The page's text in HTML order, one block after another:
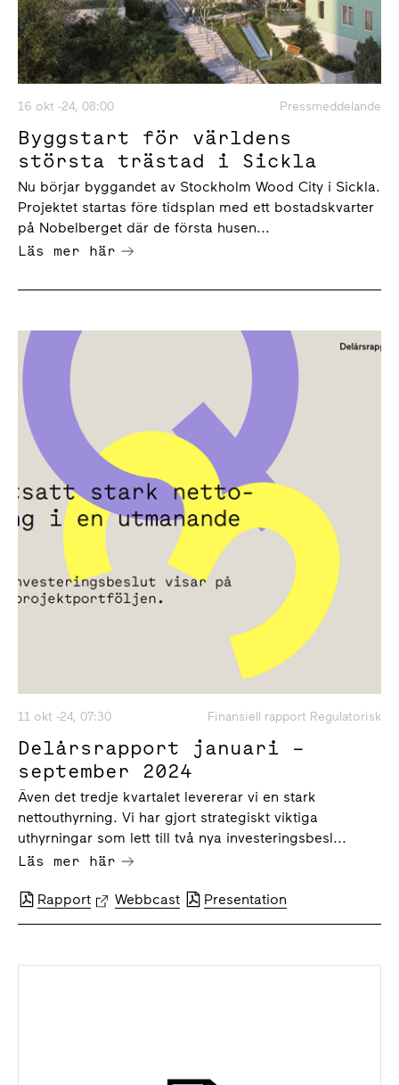
16 okt -24, 08:00 Pressmeddelande
Byggstart för världens
största trästad i Sickla
Nu börjar byggandet av Stockholm Wood City i Sickla.
Projektet startas före tidsplan med ett bostadskvarter
på Nobelberget där de första husen...
Läs mer här
11 okt -24, 07:30 Finansiell rapport Regulatorisk
Delårsrapport januari –
september 2024
Även det tredje kvartalet levererar vi en stark
nettouthyrning. Vi har gjort strategiskt viktiga
uthyrningar som lett till två nya investeringsbesl...
Läs mer här
Rapport Webbcast Presentation